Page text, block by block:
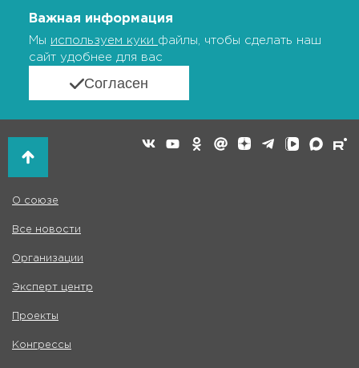
Важная информация
Мы используем куки файлы, чтобы сделать наш
сайт удобнее для вас
Согласен
О союзе
Все новости
Организации
Эксперт центр
Проекты
Конгрессы